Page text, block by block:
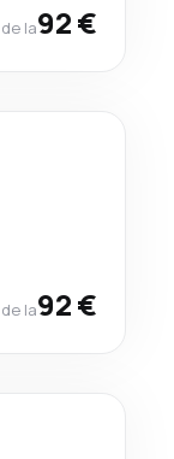
de la92 €
de la92 €